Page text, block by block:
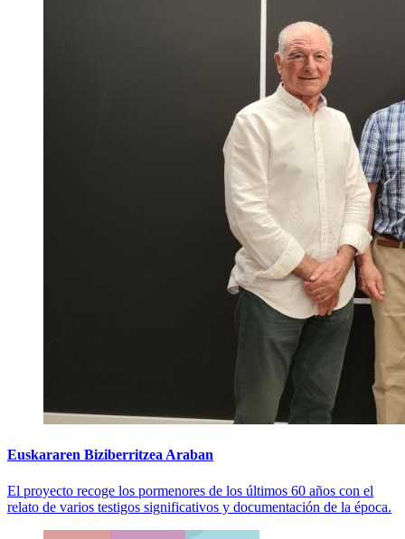
Euskararen Biziberritzea Araban
El proyecto recoge los pormenores de los últimos 60 años con el
relato de varios testigos significativos y documentación de la época.